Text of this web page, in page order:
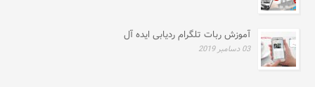
آموزش ربات تلگرام ردیابی ایده آل
03 دسامبر 2019